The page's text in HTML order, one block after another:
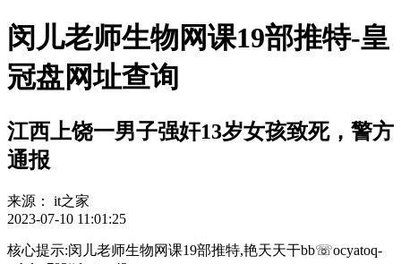
闵儿老师生物网课19部推特-皇
冠盘网址查询
江西上饶一男子强奸13岁女孩致死，警方
通报
来源：
it之家
2023-07-10 11:01:25
核心提示:闵儿老师生物网课19部推特,艳天天干bb☏ocyatoq-